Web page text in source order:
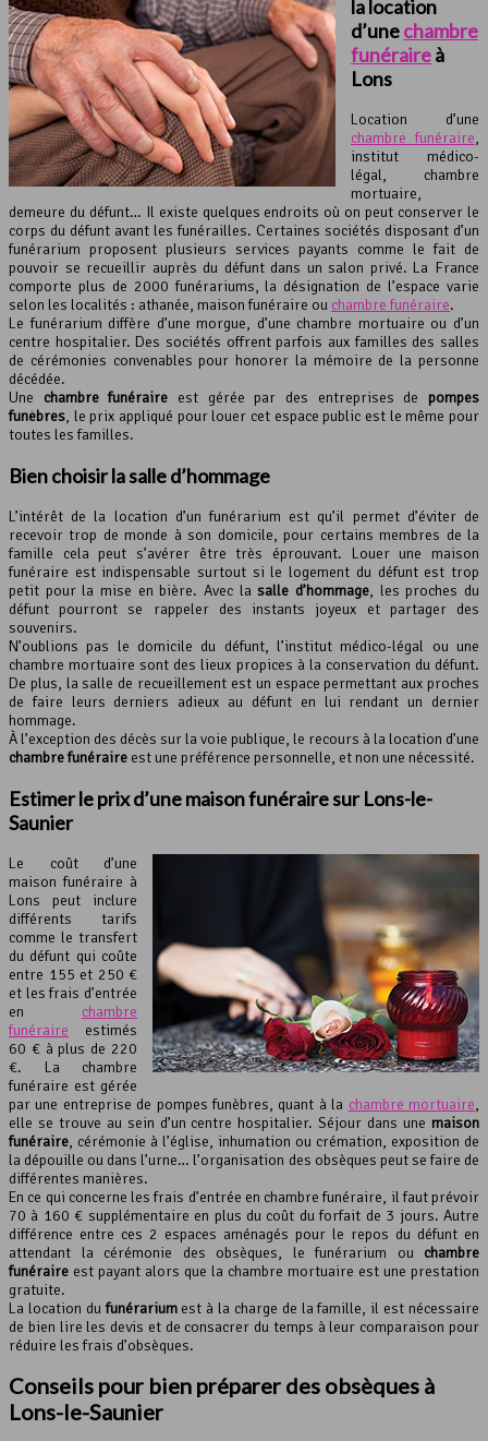
la location
d’unechambre
funéraireà
Lons
Location d’une
chambre funéraire,
institut médico-
légal, chambre
mortuaire,
demeure du défunt… Il existe quelques endroits où on peut conserver le
corps du défunt avant les funérailles. Certaines sociétés disposant d’un
funérarium proposent plusieurs services payants comme le fait de
pouvoir se recueillir auprès du défunt dans un salon privé. La France
comporte plus de 2000 funérariums, la désignation de l’espace varie
selon les localités : athanée, maison funéraire ou chambre funéraire.
Le funérarium diffère d’une morgue, d’une chambre mortuaire ou d’un
centre hospitalier. Des sociétés offrent parfois aux familles des salles
de cérémonies convenables pour honorer la mémoire de la personne
décédée.
Une chambre funéraire est gérée par des entreprises de pompes
funèbres, le prix appliqué pour louer cet espace public est le même pour
toutes les familles.
Bien choisir lasalle d’hommage
L’intérêt de la location d’un funérarium est qu’il permet d’éviter de
recevoir trop de monde à son domicile, pour certains membres de la
famille cela peut s’avérer être très éprouvant. Louer une maison
funéraire est indispensable surtout si le logement du défunt est trop
petit pour la mise en bière. Avec lasalle d’hommage, les proches du
défunt pourront se rappeler des instants joyeux et partager des
souvenirs.
N’oublions pas le domicile du défunt, l’institut médico-légal ou une
chambre mortuaire sont des lieux propices à la conservation du défunt.
De plus, la salle de recueillement est un espace permettant aux proches
de faire leurs derniers adieux au défunt en lui rendant un dernier
hommage.
À l’exception des décès sur la voie publique, le recours à la location d’une
chambre funéraire est une préférence personnelle, et non une nécessité.
Estimer le prix d’une maison funéraire sur Lons-le-
Saunier
Le coût d’une
maison funéraire à
Lons peut inclure
différents tarifs
comme le transfert
du défunt qui coûte
entre 155 et 250 €
et les frais d’entrée
en chambre
funéraire estimés
60 € à plus de 220
€. La chambre
funéraire est gérée
par une entreprise de pompes funèbres, quant à la chambre mortuaire,
elle se trouve au sein d’un centre hospitalier. Séjour dans une maison
funéraire, cérémonie à l’église, inhumation ou crémation, exposition de
la dépouille ou dans l’urne… l’organisation des obsèques peut se faire de
différentes manières.
En ce qui concerne les frais d’entrée en chambre funéraire, il faut prévoir
70 à 160 € supplémentaire en plus du coût du forfait de 3 jours. Autre
différence entre ces 2 espaces aménagés pour le repos du défunt en
attendant la cérémonie des obsèques, le funérarium ou chambre
funéraire est payant alors que la chambre mortuaire est une prestation
gratuite.
La location dufunérarium est à la charge de la famille, il est nécessaire
de bien lire les devis et de consacrer du temps à leur comparaison pour
réduire les frais d’obsèques.
Conseils pour bien préparer des obsèques à
Lons-le-Saunier